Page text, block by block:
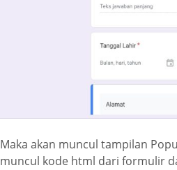
Maka akan muncul tampilan
muncul kode html dari formulir